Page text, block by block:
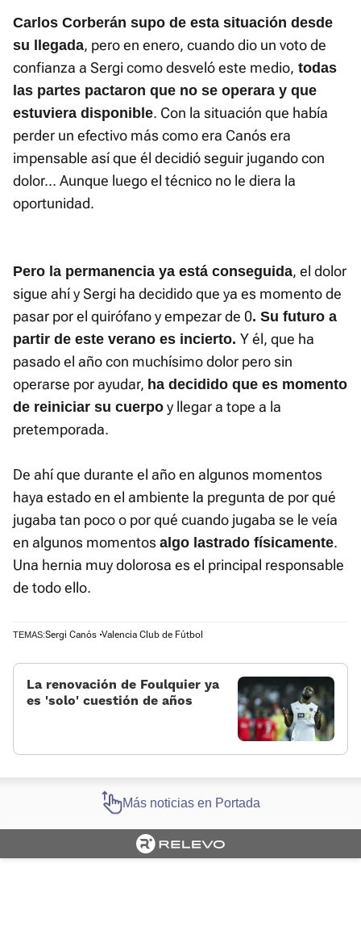
Carlos Corberán supo de esta situación desde
su llegada, pero en enero, cuando dio un voto de
confianza a Sergi como desveló este medio, todas
las partes pactaron que no se operara y que
estuviera disponible. Con la situación que había
perder un efectivo más como era Canós era
impensable así que él decidió seguir jugando con
dolor... Aunque luego el técnico no le diera la
oportunidad.
Pero la permanencia ya está conseguida, el dolor
sigue ahí y Sergi ha decidido que ya es momento de
pasar por el quirófano y empezar de 0. Su futuro a
partir de este verano es incierto. Y él, que ha
pasado el año con muchísimo dolor pero sin
operarse por ayudar, ha decidido que es momento
de reiniciar su cuerpo y llegar a tope a la
pretemporada.
De ahí que durante el año en algunos momentos
haya estado en el ambiente la pregunta de por qué
jugaba tan poco o por qué cuando jugaba se le veía
en algunos momentos algo lastrado físicamente.
Una hernia muy dolorosa es el principal responsable
de todo ello.
TEMAS:Sergi Canós Valencia Club de Fútbol
La renovación de Foulquier ya
es 'solo' cuestión de años
Más noticias en Portada